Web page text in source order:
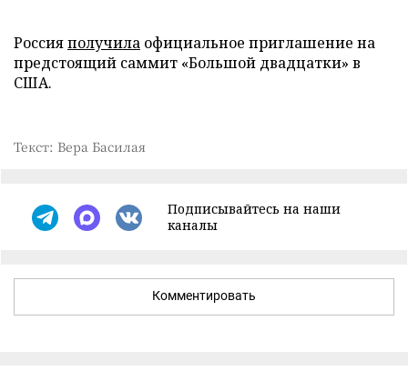
Россияполучила официальное приглашение на
предстоящий саммит «Большой двадцатки» в
США.
Текст: Вера Басилая
Подписывайтесь на наши
каналы
Комментировать